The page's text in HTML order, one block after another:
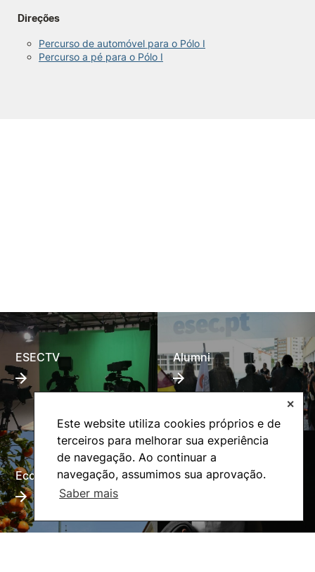
Este website utiliza cookies próprios e de
terceiros para melhorar sua experiência
de navegação. Ao continuar a
navegação, assumimos sua aprovação.
Saber mais
✕
Direções
Percurso de automóvel para o Pólo I
Percurso a pé para o Pólo I
ESECTV Alumni
Eco-Escola Internacional